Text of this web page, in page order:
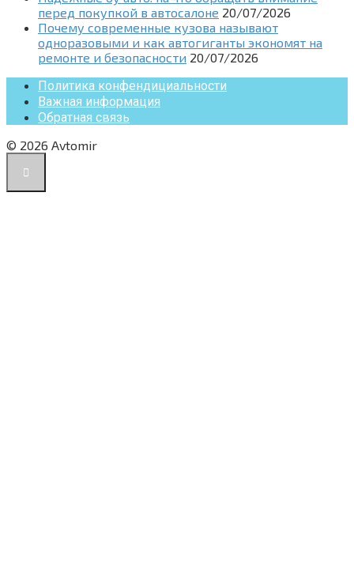
перед покупкой в автосалоне 20/07/2026
Почему современные кузова называют
одноразовыми и как автогиганты экономят на
ремонте и безопасности 20/07/2026
Политика конфендициальности
Важная информация
Обратная связь
© 2026 Avtomir